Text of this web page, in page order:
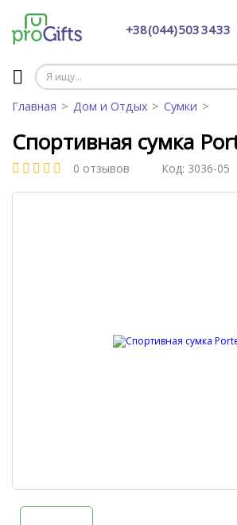
+38 (044) 503 34 33
Главная Дом и Отдых Сумки
Спортивная сумка
0 отзывов Код: 3036-05